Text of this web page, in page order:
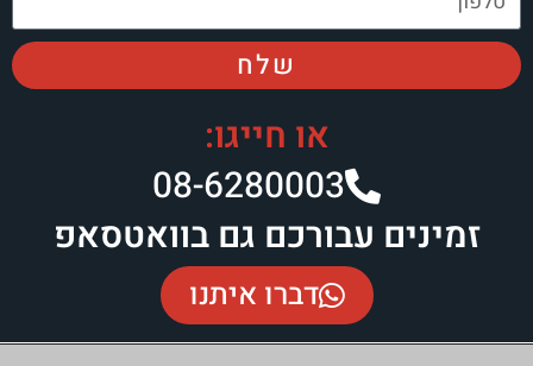
או חייגו:
08-6280003​
עבורכם גם בוואטסאפ
דברו איתנו